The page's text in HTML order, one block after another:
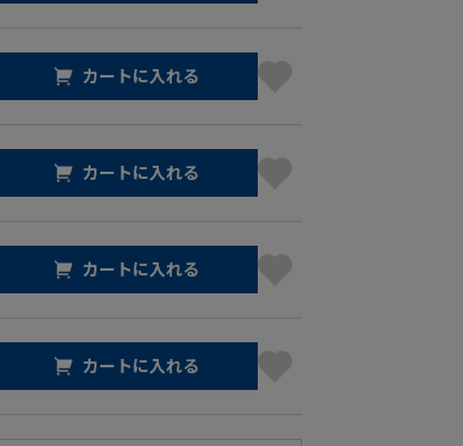
カートに入れる
カートに入れる
カートに入れる
カートに入れる